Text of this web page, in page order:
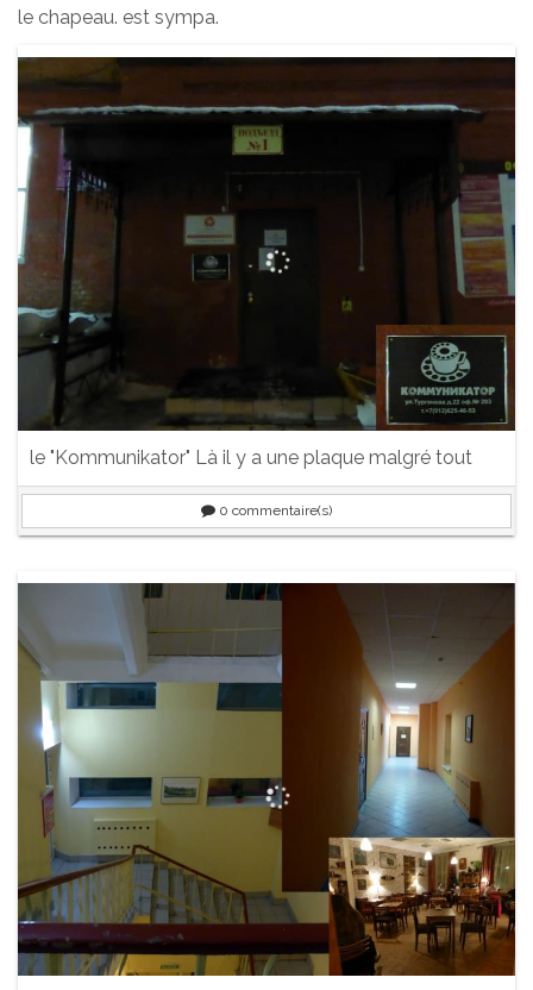
le chapeau. est sympa.
le "Kommunikator" Là il y a une plaque malgré tout
0 commentaire(s)